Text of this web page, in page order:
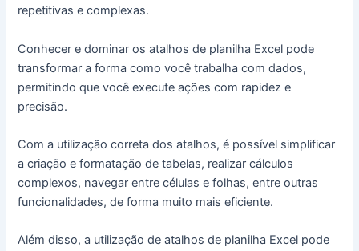
repetitivas e complexas.
Conhecer e dominar os atalhos de planilha Excel pode
transformar a forma como você trabalha com dados,
permitindo que você execute ações com rapidez e
precisão.
Com a utilização correta dos atalhos, é possível simplificar
a criação e formatação de tabelas, realizar cálculos
complexos, navegar entre células e folhas, entre outras
funcionalidades, de forma muito mais eficiente.
Além disso, a utilização de atalhos de planilha Excel pode